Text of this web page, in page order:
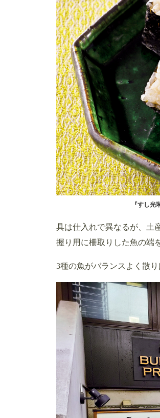
『すし
具は仕入れで異なるが、土
握り用に柵取りした魚の端
3種の魚がバランスよく散